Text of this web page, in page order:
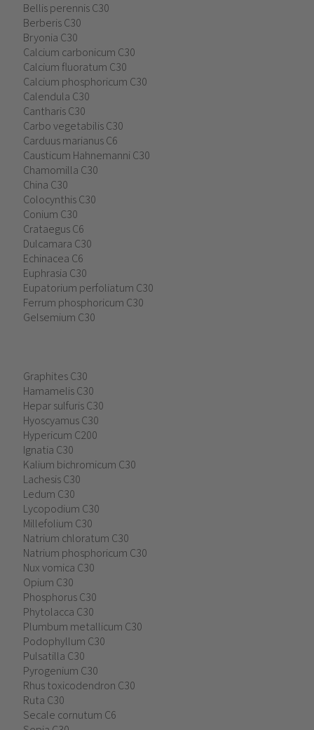
Bellis perennis C30
Berberis C30
Bryonia C30
Calcium carbonicum C30
Calcium fluoratum C30
Calcium phosphoricum C30
Calendula C30
Cantharis C30
Carbo vegetabilis C30
Carduus marianus C6
Causticum Hahnemanni C30
Chamomilla C30
China C30
Colocynthis C30
Conium C30
Crataegus C6
Dulcamara C30
Echinacea C6
Euphrasia C30
Eupatorium perfoliatum C30
Ferrum phosphoricum C30
Gelsemium C30
Graphites C30
Hamamelis C30
Hepar sulfuris C30
Hyoscyamus C30
Hypericum C200
Ignatia C30
Kalium bichromicum C30
Lachesis C30
Ledum C30
Lycopodium C30
Millefolium C30
Natrium chloratum C30
Natrium phosphoricum C30
Nux vomica C30
Opium C30
Phosphorus C30
Phytolacca C30
Plumbum metallicum C30
Podophyllum C30
Pulsatilla C30
Pyrogenium C30
Rhus toxicodendron C30
Ruta C30
Secale cornutum C6